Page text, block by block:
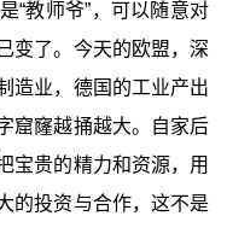
“教师爷”，可以随意对
变了。今天的欧盟，深
造业，德国的工业产出
窟窿越捅越大。自家后
宝贵的精力和资源，用
的投资与合作，这不是